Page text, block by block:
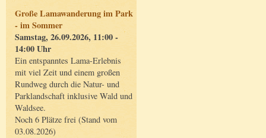
Große Lamawanderung im Park
- im Sommer
Samstag, 26.09.2026, 11:00 -
14:00 Uhr
Ein entspanntes Lama-Erlebnis
mit viel Zeit und einem großen
Rundweg durch die Natur- und
Parklandschaft inklusive Wald und
Waldsee.
Noch 6 Plätze frei (Stand vom
03.08.2026)